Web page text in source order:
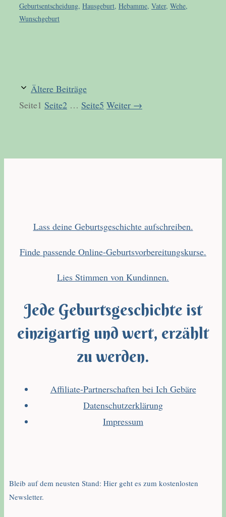
Geburtsentscheidung, Hausgeburt, Hebamme, Vater, Wehe,
Wunschgeburt
Ältere Beiträge
Seite1 Seite2 … Seite5 Weiter →
Lass deine Geburtsgeschichte aufschreiben.
Finde passende Online-Geburtsvorbereitungskurse.
Lies Stimmen von Kundinnen.
Jede Geburtsgeschichte ist
einzigartig und wert, erzählt
zu werden.
Affiliate-Partnerschaften bei Ich Gebäre
Datenschutzerklärung
Impressum
Bleib auf dem neusten Stand: Hier geht es zum kostenlosten
Newsletter.